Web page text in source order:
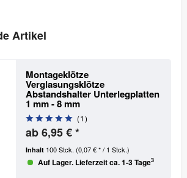
Artikel
Montageklötze
Verglasungsklötze
Abstandshalter Unterlegplatten
1 mm - 8 mm
(1)
ab 6,95 € *
Inhalt 100 Stck. (0,07 € * / 1 Stck.)
Auf Lager. Lieferzeit ca. 1-3 Tage3